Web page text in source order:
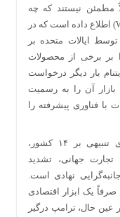
مطمئن نیستند که چه
می‌خواهند. هند به سازمان تجارت جهانی (WTO) اطلاع داده است که در
ایالات متحده بر
بر برخی از محصولات
بار دیگر درخواست
آن را به رسمیت
فناوری پیشرفته را
تصمیم ایالات متحده برای اعمال تعرفه‌های تنبیهی بر ۱۴ کشور،
جهانی، تشدید
نهادی است.
یک ابزار اقتصادی
حال، ترامپ درگیر